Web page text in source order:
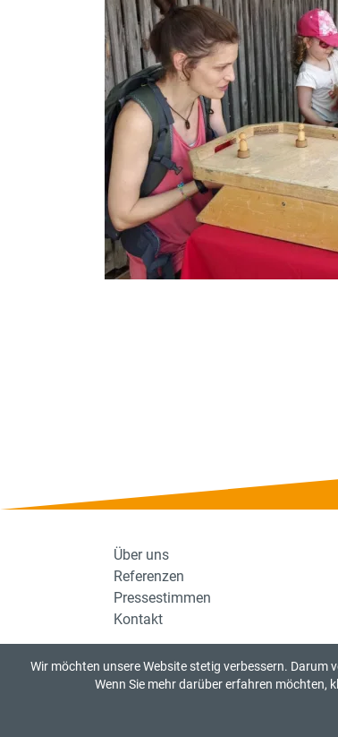
Wir möchten unsere Website stetig verbessern.
Wenn Sie mehr darüber erfahren möchten,
Über uns
Referenzen
Pressestimmen
Kontakt